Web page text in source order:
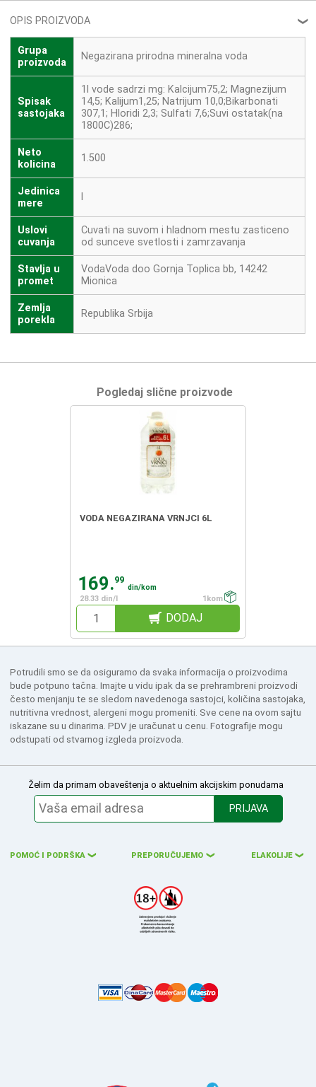
OPIS PROIZVODA ❮
Grupa
proizvoda
Negazirana prirodna mineralna voda
Spisak
sastojaka
1l vode sadrzi mg: Kalcijum75,2; Magnezijum
14,5; Kalijum1,25; Natrijum 10,0;Bikarbonati
307,1; Hloridi 2,3; Sulfati 7,6;Suvi ostatak(na
1800C)286;
Neto
kolicina
1.500
Jedinica
mere
Uslovi
cuvanja
Cuvati na suvom i hladnom mestu zasticeno
od sunceve svetlosti i zamrzavanja
Stavlja u
promet
VodaVoda doo Gornja Toplica bb, 14242
Mionica
Zemlja
porekla
Republika Srbija
Pogledaj slične proizvode
VODA NEGAZIRANA VRNJCI 6L
169.99
din/kom
28.33 din/l
1kom
DODAJ
Potrudili smo se da osiguramo da svaka informacija o proizvodima
bude potpuno tačna. Imajte u vidu ipak da se prehrambreni proizvodi
često menjanju te se sledom navedenoga sastojci, količina sastojaka,
nutritivna vrednost, alergeni mogu promeniti. Sve cene na ovom sajtu
iskazane su u dinarima. PDV je uračunat u cenu. Fotografije mogu
odstupati od stvarnog izgleda proizvoda.
Želim da primam obaveštenja o aktuelnim akcijskim ponudama
PRIJAVA
POMOĆ I PODRŠKA ❮ PREPORUČUJEMO ❮ ELAKOLIJE ❮